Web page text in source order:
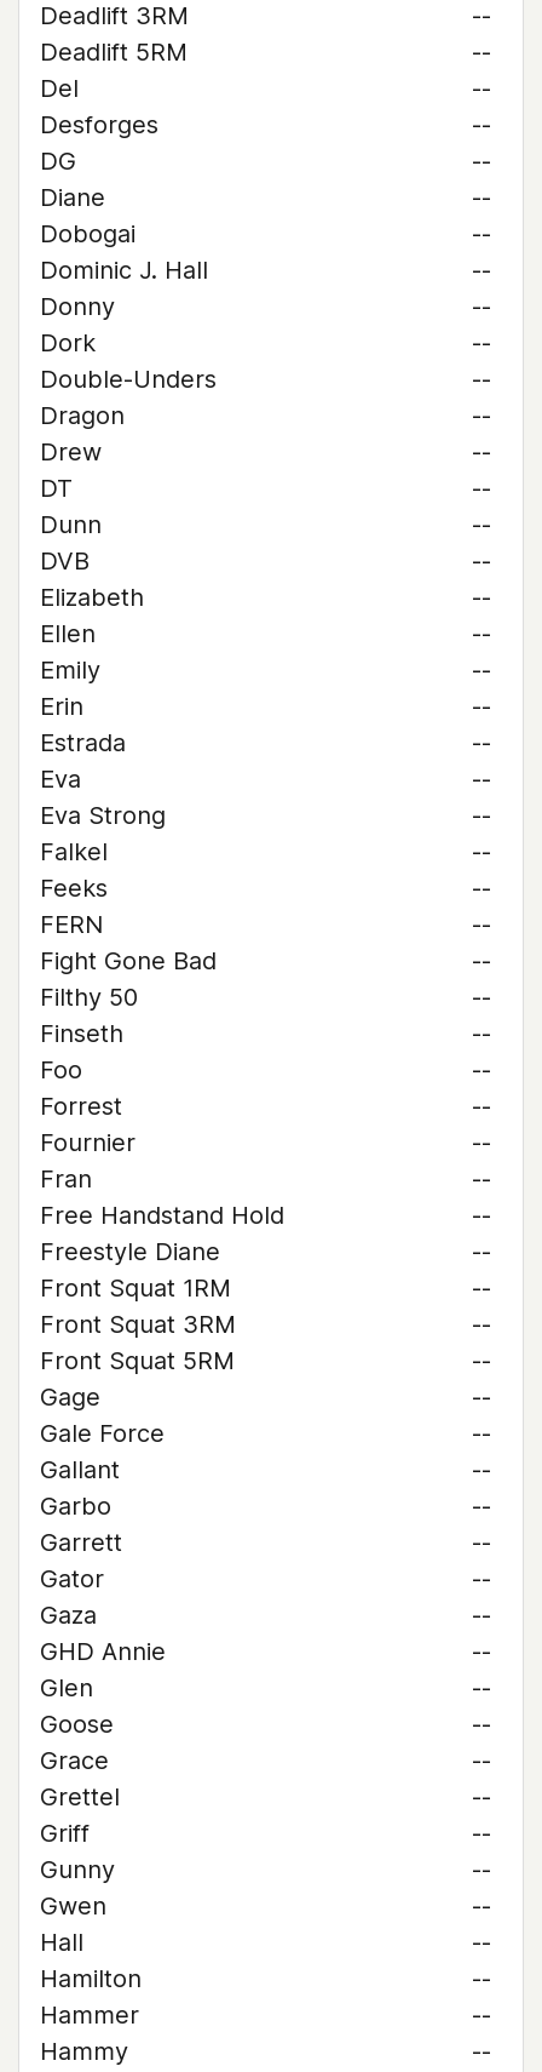
Deadlift 3RM
--
Deadlift 5RM
--
Del
--
Desforges
--
DG
--
Diane
--
Dobogai
--
Dominic J. Hall
--
Donny
--
Dork
--
Double-Unders
--
Dragon
--
Drew
--
DT
--
Dunn
--
DVB
--
Elizabeth
--
Ellen
--
Emily
--
Erin
--
Estrada
--
Eva
--
Eva Strong
--
Falkel
--
Feeks
--
FERN
--
Fight Gone Bad
--
Filthy 50
--
Finseth
--
Foo
--
Forrest
--
Fournier
--
Fran
--
Free Handstand Hold
--
Freestyle Diane
--
Front Squat 1RM
--
Front Squat 3RM
--
Front Squat 5RM
--
Gage
--
Gale Force
--
Gallant
--
Garbo
--
Garrett
--
Gator
--
Gaza
--
GHD Annie
--
Glen
--
Goose
--
Grace
--
Grettel
--
Griff
--
Gunny
--
Gwen
--
Hall
--
Hamilton
--
Hammer
--
Hammy
--